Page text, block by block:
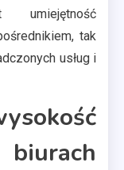
umiejętność
tak
usług i